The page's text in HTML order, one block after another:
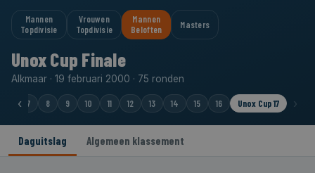
Mannen
Topdivisie
Vrouwen
Topdivisie
Mannen
Beloften
Masters
Unox Cup Finale
Alkmaar · 19 februari 2000 · 75 ronden
‹ 7 8 9 10 11 12 13 14 15 16 Unox Cup 17 ›
Daguitslag Algemeen klassement